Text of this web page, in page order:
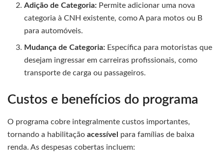
Adição de Categoria: Permite adicionar uma nova
categoria à CNH existente, como A para motos ou B
para automóveis.
Mudança de Categoria: Específica para motoristas que
desejam ingressar em carreiras profissionais, como
transporte de carga ou passageiros.
Custos e benefícios do programa
O programa cobre integralmente custos importantes,
tornando a habilitação acessível
para famílias de baixa
renda. As despesas cobertas incluem: